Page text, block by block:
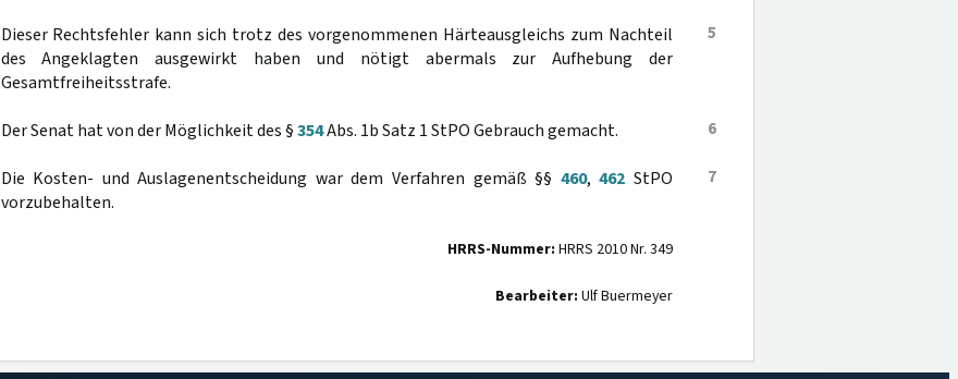
5
Dieser Rechtsfehler kann sich trotz des vorgenommenen Härteausgleichs zum Nachteil
des Angeklagten ausgewirkt haben und nötigt abermals zur Aufhebung der
Gesamtfreiheitsstrafe.
6
Der Senat hat von der Möglichkeit des §354Abs. 1b Satz 1 StPO Gebrauch gemacht.
7
Die Kosten- und Auslagenentscheidung war dem Verfahren gemäß §§ 460,462 StPO
vorzubehalten.
HRRS-Nummer: HRRS 2010 Nr. 349
Bearbeiter: Ulf Buermeyer